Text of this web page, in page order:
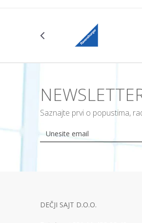
Saznajte prvi o popustima,
DEČJI SAJT D.O.O.